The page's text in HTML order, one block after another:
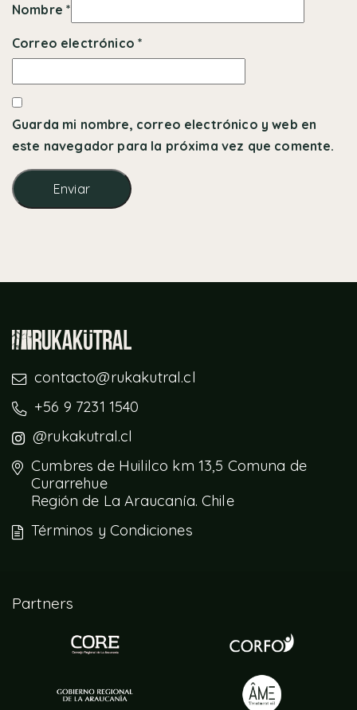
Nombre*
Correo electrónico*
Guarda mi nombre, correo electrónico y web en
este navegador para la próxima vez que comente.
contacto@rukakutral.cl
+56 9 7231 1540
@rukakutral.cl
Cumbres de Huililco km 13,5 Comuna de
Curarrehue
Región de La Araucanía. Chile
Términos y Condiciones
Partners